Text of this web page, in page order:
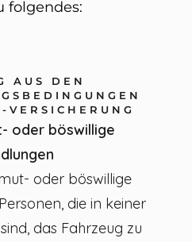
folgendes:
AUS DEN
oder böswillige
oder böswillige
die in keiner
das Fahrzeug zu